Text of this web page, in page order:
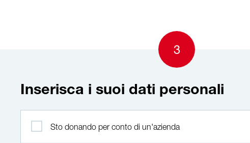
3
Inserisca i suoi dati personali
Sto donando per conto di un'azienda